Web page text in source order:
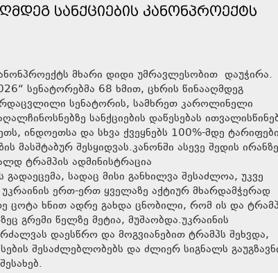
ᲡᲐᲜᲥᲪᲘᲔᲑᲘᲡ ᲙᲐᲜᲝᲜᲞᲠᲝᲔᲥᲢᲡ
მხარი დიდი უმრავლესობით დაუჭირა.
სენატორებმა 68 ხმით, ცხრის წინააღმდეგ
სენატორის, სამხრეთ კაროლინელი
სანქციების დაწესებას
ინდოეთსა და სხვა ქვეყნებს 100%-მდე ტარიფები
მასშტაბურ შესყიდვას.კანონში ასევე შედის ირანზე
ტრამპის ადმინისტრაცია
სადაც მისი განხილვა შესაძლოა, უკვე
ერთ-ერთ ყველაზე აქტიურ მხარდამჭერად
ცოტა ხნით ადრე გახდა ცნობილი, რომ ის და
გრემი წელზე მეტია, მუშაობდა.უკრაინის
დაესწრო და მოგვიანებით ტრამპს შეხვდა,
შესაძლებლობებს და ძლიერ სიგნალს